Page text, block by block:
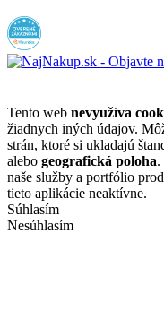
Tento web nevyužíva
žiadnych iných údajov.
strán, ktoré si ukladajú
alebo geografická poloha.
naše služby a portfólio
tieto aplikácie neaktívne.
Súhlasím
Nesúhlasím